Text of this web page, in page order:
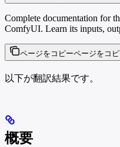
Complete documentation for
ComfyUI. Learn its inputs,
ページをコピーページをコ
以下が翻訳結果です。
概要